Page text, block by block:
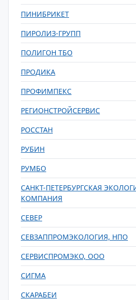
ПИНИБРИКЕТ
ПИРОЛИЗ-ГРУПП
ПОЛИГОН ТБО
ПРОДИКА
ПРОФИМПЕКС
РЕГИОНСТРОЙСЕРВИС
РОССТАН
РУБИН
РУМБО
САНКТ-ПЕТЕРБУРГСКАЯ
КОМПАНИЯ
СЕВЕР
СЕВЗАППРОМЭКОЛОГИЯ, НПО
СЕРВИСПРОМЭКО, ООО
СИГМА
СКАРАБЕИ